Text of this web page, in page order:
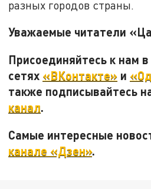
разных городов страны.
Уважаемые читатели
Присоединяйтесь к нам
сетях «ВКонтакте» и
также подписывайтесь
канал.
Самые интересные
канале «Дзен».